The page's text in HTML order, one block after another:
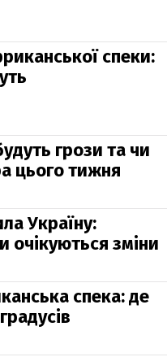
спеки:
грози та чи
цього тижня
Україну:
очікуються зміни
спека: де